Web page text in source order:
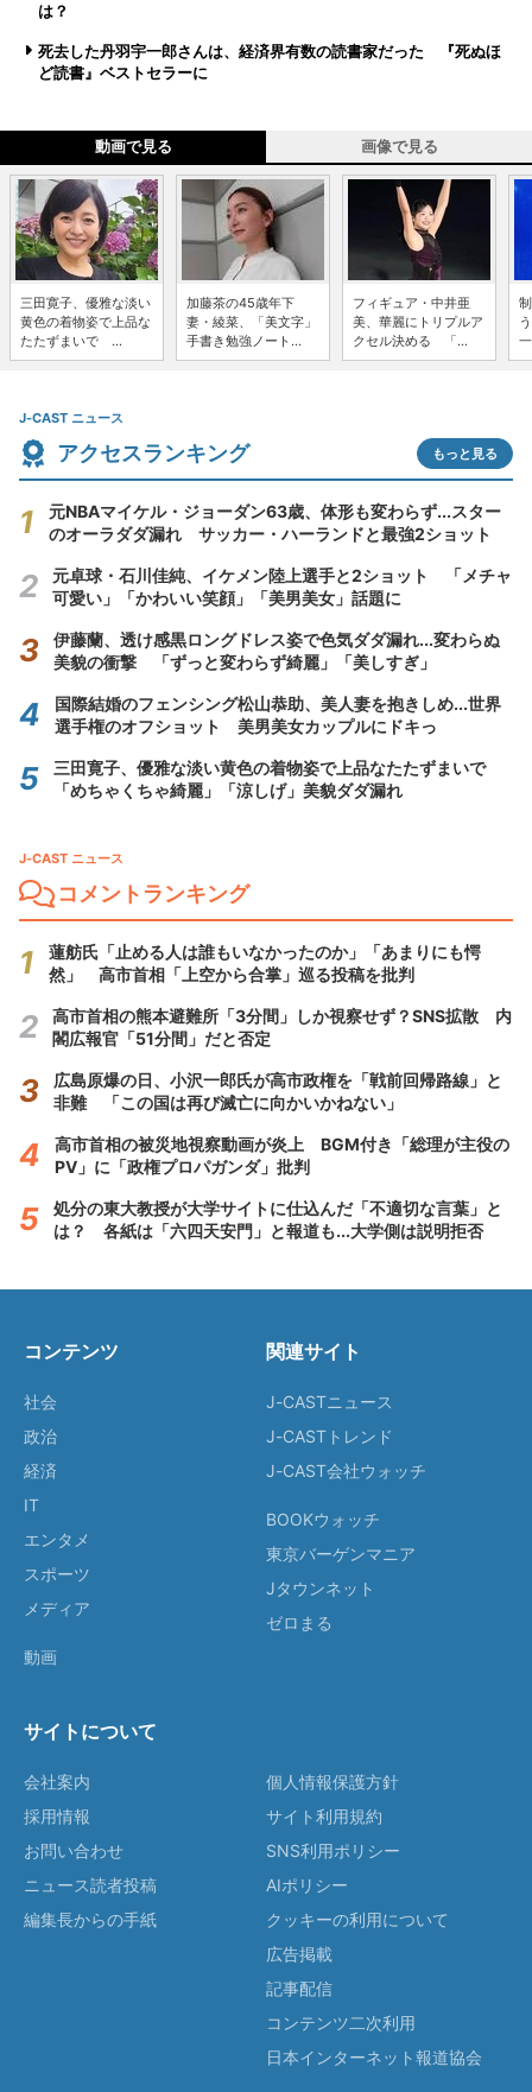
は？
死去した丹羽宇一郎さんは、経済界有数の読書家だった 『死ぬほ
ど読書』ベストセラーに
動画で見る 画像で見る
三田寛子、優雅な淡い
黄色の着物姿で上品な
たたずまいで ...
加藤茶の45歳年下
妻・綾菜、「美文字」
手書き勉強ノート...
フィギュア・中井亜
美、華麗にトリプルア
クセル決める 「...
J-CAST ニュース
アクセスランキング もっと見る
元NBAマイケル・ジョーダン63歳、体形も変わらず...スター
のオーラダダ漏れ サッカー・ハーランドと最強2ショット
元卓球・石川佳純、イケメン陸上選手と2ショット 「メチャ
可愛い」「かわいい笑顔」「美男美女」話題に
伊藤蘭、透け感黒ロングドレス姿で色気ダダ漏れ...変わらぬ
美貌の衝撃 「ずっと変わらず綺麗」「美しすぎ」
国際結婚のフェンシング松山恭助、美人妻を抱きしめ...世界
選手権のオフショット 美男美女カップルにドキっ
三田寛子、優雅な淡い黄色の着物姿で上品なたたずまいで
「めちゃくちゃ綺麗」「涼しげ」美貌ダダ漏れ
J-CAST ニュース
コメントランキング
蓮舫氏「止める人は誰もいなかったのか」「あまりにも愕
然」 高市首相「上空から合掌」巡る投稿を批判
高市首相の熊本避難所「3分間」しか視察せず？SNS拡散 内
閣広報官「51分間」だと否定
広島原爆の日、小沢一郎氏が高市政権を「戦前回帰路線」と
非難 「この国は再び滅亡に向かいかねない」
高市首相の被災地視察動画が炎上 BGM付き「総理が主役の
PV」に「政権プロパガンダ」批判
処分の東大教授が大学サイトに仕込んだ「不適切な言葉」と
は？ 各紙は「六四天安門」と報道も...大学側は説明拒否
コンテンツ
社会
政治
経済
IT
エンタメ
スポーツ
メディア
動画
関連サイト
J-CASTニュース
J-CASTトレンド
J-CAST会社ウォッチ
BOOKウォッチ
東京バーゲンマニア
Jタウンネット
ゼロまる
サイトについて
会社案内
採用情報
お問い合わせ
ニュース読者投稿
編集長からの手紙
個人情報保護方針
サイト利用規約
SNS利用ポリシー
AIポリシー
クッキーの利用について
広告掲載
記事配信
コンテンツ二次利用
日本インターネット報道協会